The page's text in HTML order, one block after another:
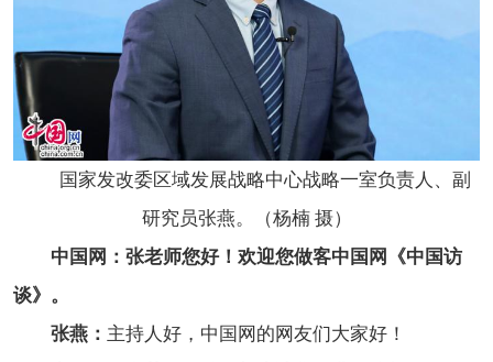
国家发改委区域发展战略中心战略一室负责人、副
研究员张燕。（杨楠 摄）
中国网：张老师您好！欢迎您做客中国网《中国访
谈》。
张燕： 主持人好，中国网的网友们大家好！